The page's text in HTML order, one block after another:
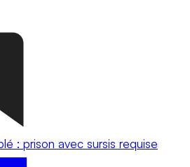
: prison avec sursis requise